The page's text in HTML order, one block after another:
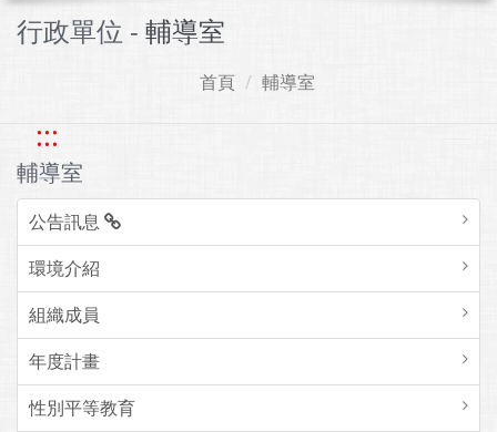
行政單位 - 輔導室
首頁 輔導室
:::
輔導室
公告訊息
環境介紹
組織成員
年度計畫
性別平等教育